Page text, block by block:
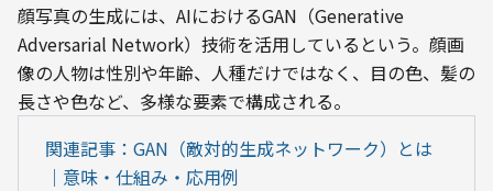
顔写真の生成には、AIにおけるGAN（Generative
Adversarial Network）技術を活用しているという。顔画
像の人物は性別や年齢、人種だけではなく、目の色、髪の
長さや色など、多様な要素で構成される。
関連記事：GAN（敵対的生成ネットワーク）とは
｜意味・仕組み・応用例